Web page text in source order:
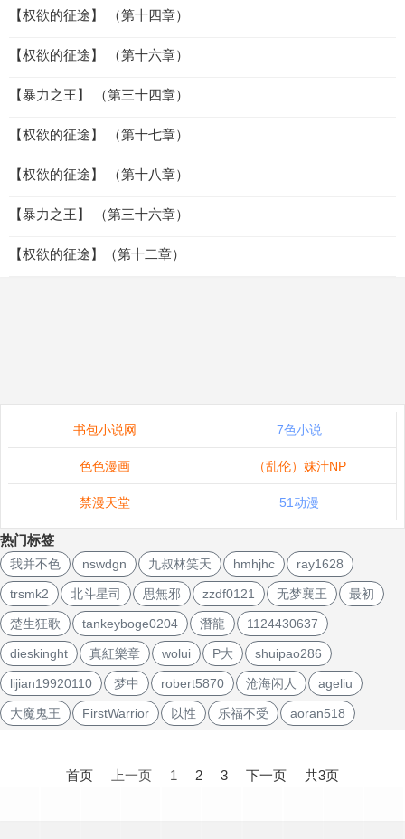
【权欲的征途】 （第十四章）
【权欲的征途】 （第十六章）
【暴力之王】 （第三十四章）
【权欲的征途】 （第十七章）
【权欲的征途】 （第十八章）
【暴力之王】 （第三十六章）
【权欲的征途】（第十二章）
书包小说网 7色小说
色色漫画 （乱伦）妹汁NP
禁漫天堂 51动漫
热门标签
我并不色 nswdgn 九叔林笑天 hmhjhc ray1628
trsmk2 北斗星司 思無邪 zzdf0121 无梦襄王 最初
楚生狂歌 tankeyboge0204 潛龍 1124430637
dieskinght 真紅樂章 wolui P大 shuipao286
lijian19920110 梦中 robert5870 沧海闲人 ageliu
大魔鬼王 FirstWarrior 以性 乐福不受 aoran518
首页 上一页 1 2 3 下一页 共3页